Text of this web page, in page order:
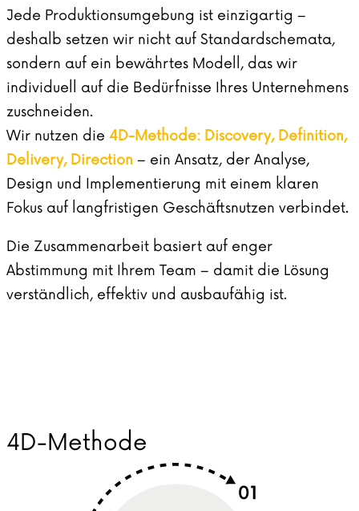
Jede Produktionsumgebung ist einzigartig –
deshalb setzen wir nicht auf Standardschemata,
sondern auf ein bewährtes Modell, das wir
individuell auf die Bedürfnisse Ihres Unternehmens
zuschneiden.
Wir nutzen die 4D-Methode: Discovery, Definition,
Delivery, Direction – ein Ansatz, der Analyse,
Design und Implementierung mit einem klaren
Fokus auf langfristigen Geschäftsnutzen verbindet.
Die Zusammenarbeit basiert auf enger
Abstimmung mit Ihrem Team – damit die Lösung
verständlich, effektiv und ausbaufähig ist.
4D-Methode